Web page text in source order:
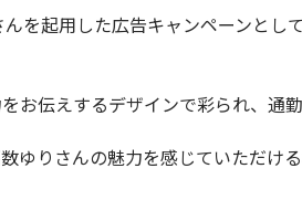
を起用した広告キャンペーンと
お伝えするデザインで彩られ、通
ゆりさんの魅力を感じていただける